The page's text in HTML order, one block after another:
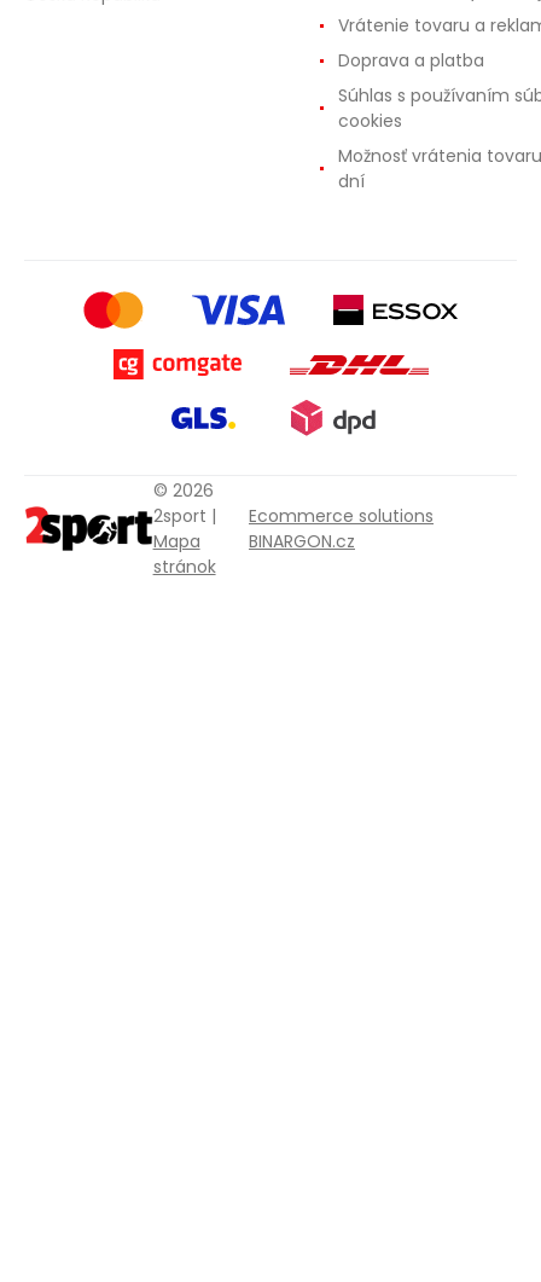
Vrátenie tovaru a
Doprava a platba
Súhlas s používaním
cookies
Možnosť vrátenia
dní
© 2026
2sport |
Mapa
stránok
Ecommerce solutions
BINARGON.cz